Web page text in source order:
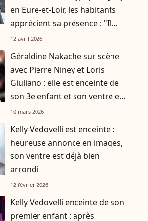
en Eure-et-Loir, les habitants
apprécient sa présence : "Il
s'entend bien avec les gens"
12 avril 2026
Géraldine Nakache sur scène
avec Pierre Niney et Loris
Giuliano : elle est enceinte de
son 3e enfant et son ventre est
déjà bien arrondi
10 mars 2026
Kelly Vedovelli est enceinte :
heureuse annonce en images,
son ventre est déjà bien
arrondi
12 février 2026
Kelly Vedovelli enceinte de son
premier enfant : après